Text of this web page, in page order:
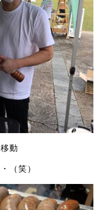
動
（笑）